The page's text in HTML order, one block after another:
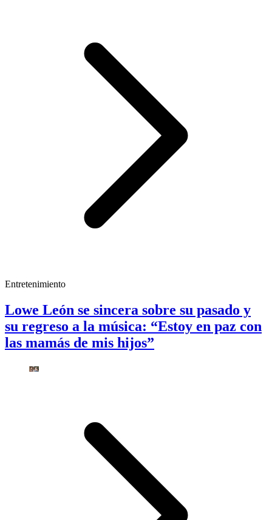
Entretenimiento
Lowe León se sincera sobre su pasado y
su regreso a la música: “Estoy en paz con
las mamás de mis hijos”